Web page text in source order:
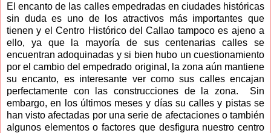
El encanto de las calles empedradas en ciudades históricas
sin duda es uno de los atractivos más importantes que
tienen y el Centro Histórico del Callao tampoco es ajeno a
ello, ya que la mayoría de sus centenarias calles se
encuentran adoquinadas y si bien hubo un cuestionamiento
por el cambio del empedrado original, la zona aún mantiene
su encanto, es interesante ver como sus calles encajan
perfectamente con las construcciones de la zona. Sin
embargo, en los últimos meses y días su calles y pistas se
han visto afectadas por una serie de afectaciones o también
algunos elementos o factores que desfigura nuestro centro